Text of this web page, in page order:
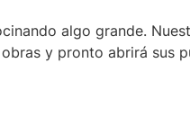
algo grande.
obras y pronto abrirá sus